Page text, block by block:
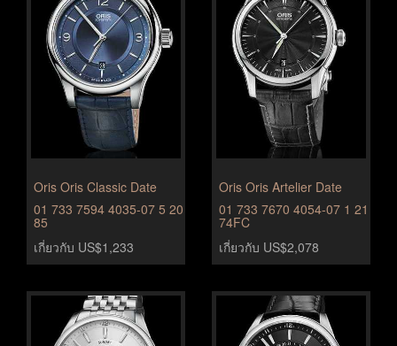
Oris Oris Classic Date
01 733 7594 4035-07 5 20
85
เกี่ยวกับ US$1,233
Oris Oris Artelier Date
01 733 7670 4054-07 1 21
74FC
เกี่ยวกับ US$2,078